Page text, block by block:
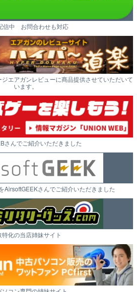
信中 お問合わせも対応
エアガンレビューに商品提供させていただいて
います。
さんでご紹介いただきました
AirsoftGEEKさんでご紹介いただきました
特化の当店姉妹サイト